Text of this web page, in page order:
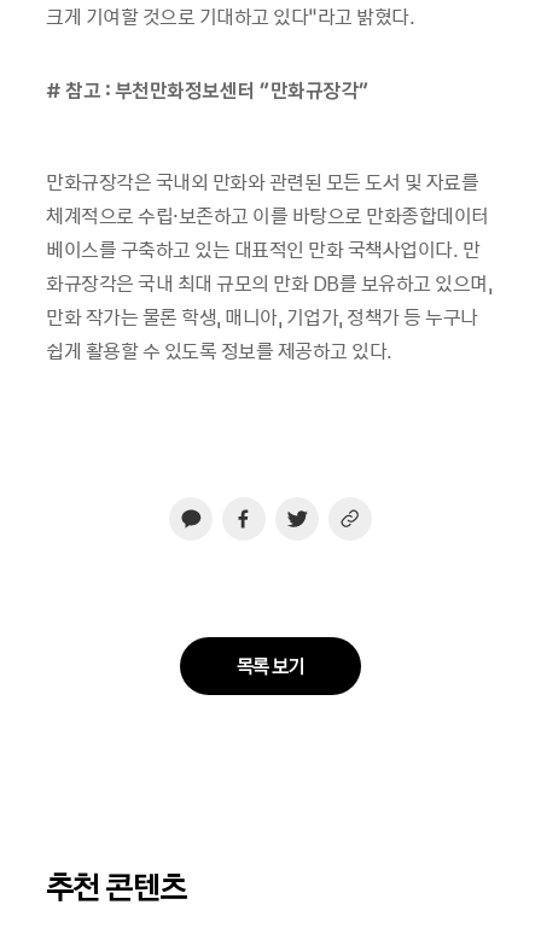
크게 기여할 것으로 기대하고 있다”라고 밝혔다.
# 참고 : 부천만화정보센터 “만화규장각”
만화규장각은 국내외 만화와 관련된 모든 도서 및 자료를
체계적으로 수립·보존하고 이를 바탕으로 만화종합데이터
베이스를 구축하고 있는 대표적인 만화 국책사업이다. 만
화규장각은 국내 최대 규모의 만화 DB를 보유하고 있으며,
만화 작가는 물론 학생, 매니아, 기업가, 정책가 등 누구나
쉽게 활용할 수 있도록 정보를 제공하고 있다.
목록 보기
추천 콘텐츠